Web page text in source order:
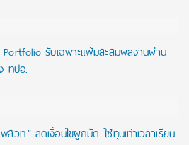
รับเฉพาะแฟ้มสะสมผลงานผ่าน
ทปอ.
วท.” ลดเงื่อนไขผูกมัด ใช้ทุนเท่าเวลาเรียน